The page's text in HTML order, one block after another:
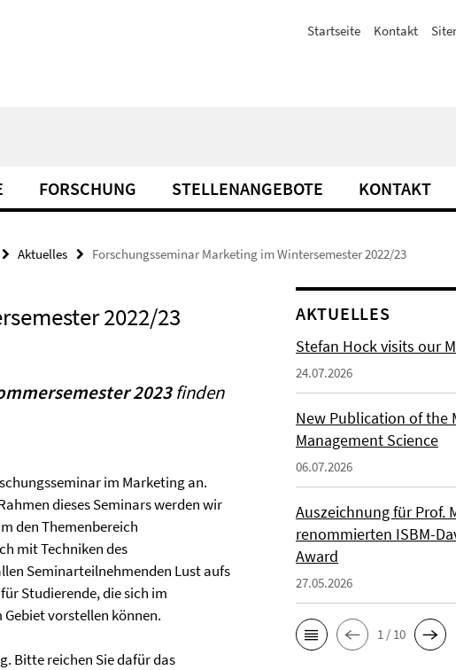
Startseite Kontakt
FORSCHUNG STELLENANGEBOTE KONTAKT
Aktuelles Forschungsseminar Marketing im Wintersemester 2022/23
2022/23
2023finden
im Marketing an.
dieses Seminars werden wir
den Themenbereich
mit Techniken des
Seminarteilnehmenden Lust aufs
Studierende, die sich im
vorstellen können.
Bitte reichen Sie dafür das
AKTUELLES
Stefan Hock visits our
24.07.2026
New Publication of the
Management Science
06.07.2026
Auszeichnung für Prof.
renommierten ISBM-
Award
27.05.2026
1 / 10